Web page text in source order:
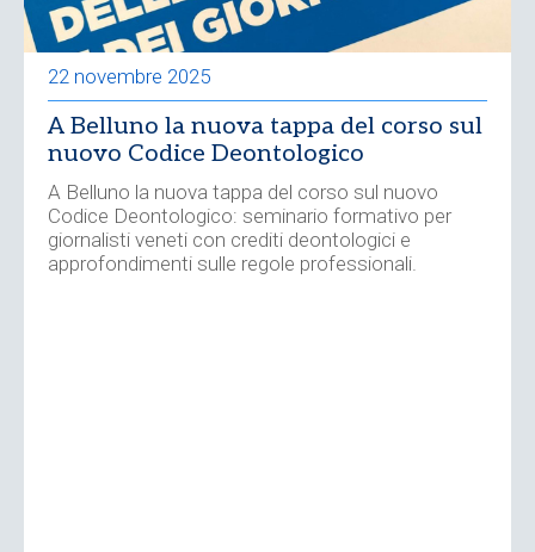
22 novembre 2025
A Belluno la nuova tappa del corso sul
nuovo Codice Deontologico
A Belluno la nuova tappa del corso sul nuovo
Codice Deontologico: seminario formativo per
giornalisti veneti con crediti deontologici e
approfondimenti sulle regole professionali.